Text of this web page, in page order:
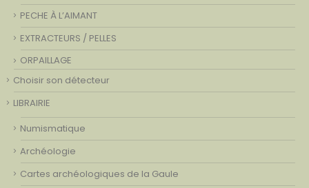
PECHE À L’AIMANT
EXTRACTEURS / PELLES
ORPAILLAGE
Choisir son détecteur
LIBRAIRIE
Numismatique
Archéologie
Cartes archéologiques de la Gaule